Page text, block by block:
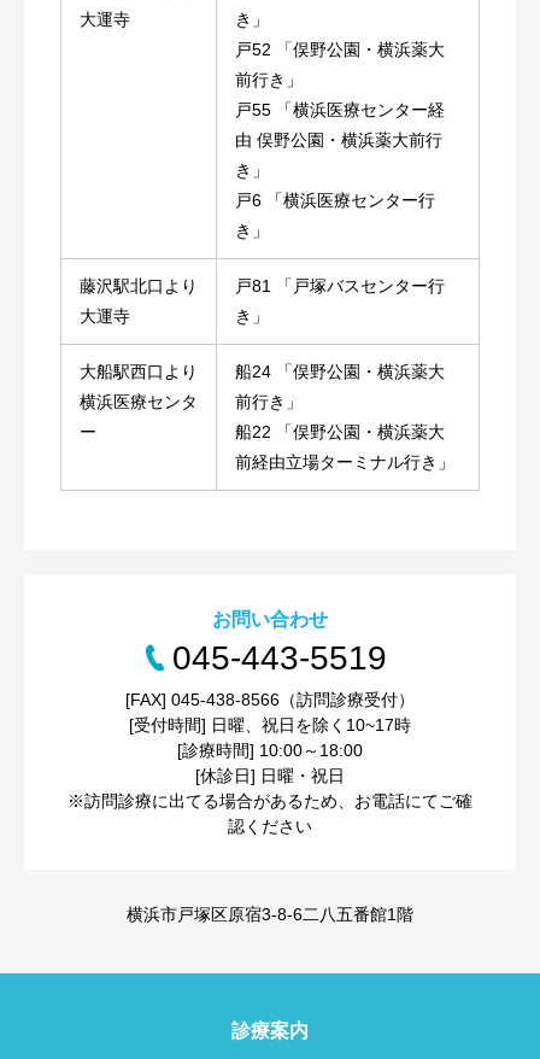
大運寺
き」
戸52 「俣野公園・横浜薬大
前行き」
戸55 「横浜医療センター経
由 俣野公園・横浜薬大前行
き」
戸6 「横浜医療センター行
き」
藤沢駅北口より
大運寺
戸81 「戸塚バスセンター行
き」
大船駅西口より
横浜医療センタ
ー
船24 「俣野公園・横浜薬大
前行き」
船22 「俣野公園・横浜薬大
前経由立場ターミナル行き」
お問い合わせ
045-443-5519
[FAX] 045-438-8566（訪問診療受付）
[受付時間] 日曜、祝日を除く10~17時
[診療時間] 10:00～18:00
[休診日] 日曜・祝日
※訪問診療に出てる場合があるため、お電話にてご確
認ください
横浜市戸塚区原宿3-8-6二八五番館1階
診療案内